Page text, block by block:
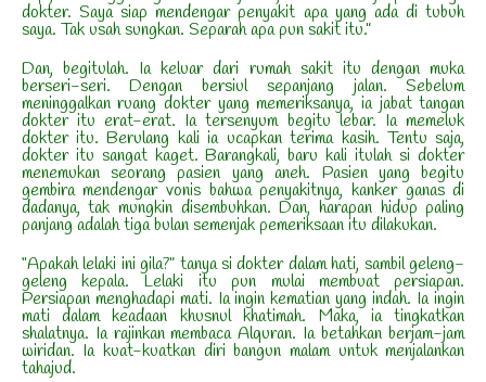
dokter. Saya siap mendengar penyakit apa yang ada di tubuh
saya. Tak usah sungkan. Separah apa pun sakit itu.”
Dan, begitulah. Ia keluar dari rumah sakit itu dengan muka
berseri-seri. Dengan bersiul sepanjang jalan. Sebelum
meninggalkan ruang dokter yang memeriksanya, ia jabat tangan
dokter itu erat-erat. Ia tersenyum begitu lebar. Ia memeluk
dokter itu. Berulang kali ia ucapkan terima kasih. Tentu saja,
dokter itu sangat kaget. Barangkali, baru kali itulah si dokter
menemukan seorang pasien yang aneh. Pasien yang begitu
gembira mendengar vonis bahwa penyakitnya, kanker ganas di
dadanya, tak mungkin disembuhkan. Dan, harapan hidup paling
panjang adalah tiga bulan semenjak pemeriksaan itu dilakukan.
“Apakah lelaki ini gila?” tanya si dokter dalam hati, sambil geleng-
geleng kepala. Lelaki itu pun mulai membuat persiapan.
Persiapan menghadapi mati. Ia ingin kematian yang indah. Ia ingin
mati dalam keadaan khusnul khatimah. Maka, ia tingkatkan
shalatnya. Ia rajinkan membaca Alquran. Ia betahkan berjam-jam
wiridan. Ia kuat-kuatkan diri bangun malam untuk menjalankan
tahajud.